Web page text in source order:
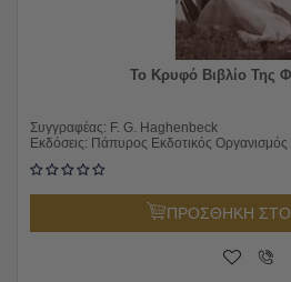
Το Κρυφό Βιβλίο Της
Συγγραφέας: F. G. Haghenbeck
Εκδόσεις: Πάπυρος Εκδοτικός Οργανισμός
ΠΡΟΣΘΗΚΗ ΣΤΟ